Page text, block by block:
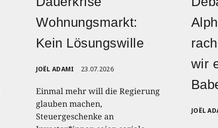
Wohnungsmarkt:
Kein Lösungswille
JOËL ADAMI 23.07.2026
Einmal mehr will die Regierung
glauben machen,
Steuergeschenke an
wir
JOËL